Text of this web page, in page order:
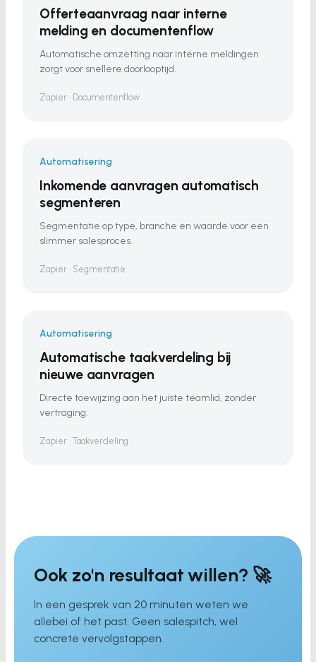
Offerteaanvraag naar interne
melding en documentenflow
Automatische omzetting naar interne meldingen
zorgt voor snellere doorlooptijd.
Zapier · Documentenflow
Automatisering
Inkomende aanvragen automatisch
segmenteren
Segmentatie op type, branche en waarde voor een
slimmer salesproces.
Zapier · Segmentatie
Automatisering
Automatische taakverdeling bij
nieuwe aanvragen
Directe toewijzing aan het juiste teamlid, zonder
vertraging.
Zapier · Taakverdeling
Ook zo'n resultaat willen? 🚀
In een gesprek van 20 minuten weten we
allebei of het past. Geen salespitch, wel
concrete vervolgstappen.